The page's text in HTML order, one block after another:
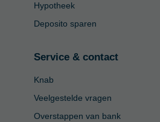
Hypotheek
Deposito sparen
Service & contact
Knab
Veelgestelde vragen
Overstappen van bank